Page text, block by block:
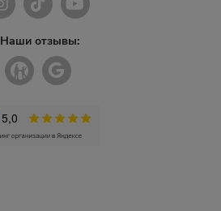
Наши отзывы: